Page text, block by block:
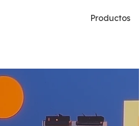
Productos
Comercio Electrónico B2B Y B2C
Plataforma B2B
A3erp De Worker Kluwers